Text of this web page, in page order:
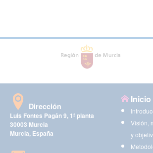
Dirección
Luis Fontes Pagán 9, 1ª planta
30003 Murcia
Murcia, España
Inicio
Visión,
y